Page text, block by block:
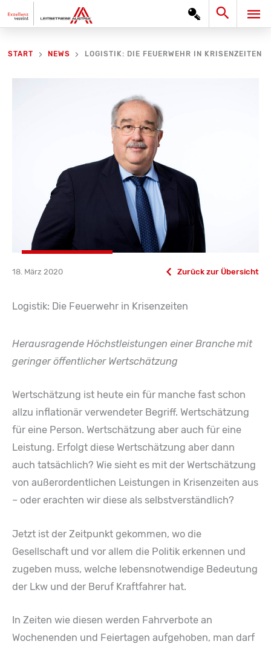
Inhalt
Search
START NEWS LOGISTIK: DIE FEUERWEHR IN KRISENZEITEN
18. März 2020 Zurück zur Übersicht
Logistik: Die Feuerwehr in Krisenzeiten
Herausragende Höchstleistungen einer Branche mit
geringer öffentlicher Wertschätzung
Wertschätzung ist heute ein für manche fast schon
allzu inflationär verwendeter Begriff. Wertschätzung
für eine Person. Wertschätzung aber auch für eine
Leistung. Erfolgt diese Wertschätzung aber dann
auch tatsächlich? Wie sieht es mit der Wertschätzung
von außerordentlichen Leistungen in Krisenzeiten aus
– oder erachten wir diese als selbstverständlich?
Jetzt ist der Zeitpunkt gekommen, wo die
Gesellschaft und vor allem die Politik erkennen und
zugeben muss, welche lebensnotwendige Bedeutung
der Lkw und der Beruf Kraftfahrer hat.
In Zeiten wie diesen werden Fahrverbote an
Wochenenden und Feiertagen aufgehoben, man darf